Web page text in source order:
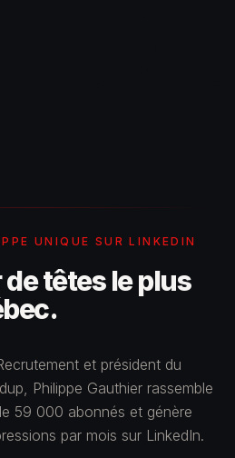
UNIQUE SUR LINKEDIN
têtes le plus
et président du
Philippe Gauthier rassemble
59 000 abonnés et génère
par mois sur LinkedIn.